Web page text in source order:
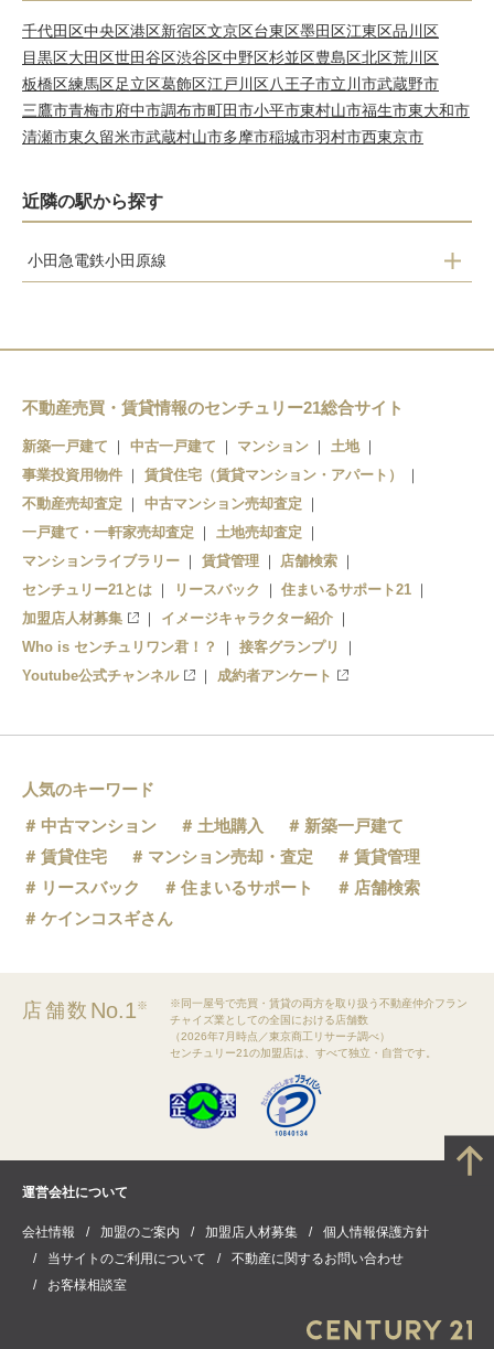
千代田区中央区港区新宿区文京区台東区墨田区江東区品川区
目黒区大田区世田谷区渋谷区中野区杉並区豊島区北区荒川区
板橋区練馬区足立区葛飾区江戸川区八王子市立川市武蔵野市
三鷹市青梅市府中市調布市町田市小平市東村山市福生市東大和市
清瀬市東久留米市武蔵村山市多摩市稲城市羽村市西東京市
近隣の駅から探す
小田急電鉄小田原線
和泉多摩川駅
不動産売買・賃貸情報のセンチュリー21総合サイト
新築一戸建て 中古一戸建て マンション
土地
事業投資用物件
賃貸住宅（賃貸マンション・アパート）
不動産売却査定
中古マンション売却査定
一戸建て・一軒家売却査定
土地売却査定
マンションライブラリー
賃貸管理
店舗検索
センチュリー21とは
リースバック
住まいるサポート21
加盟店人材募集
イメージキャラクター紹介
Who is センチュリワン君！？
接客グランプリ
Youtube公式チャンネル
成約者アンケート
人気のキーワード
中古マンション
土地購入
新築一戸建て
賃貸住宅
マンション売却・査定
賃貸管理
リースバック
住まいるサポート
店舗検索
ケインコスギさん
店舗数 No.1※
※同一屋号で売買・賃貸の両方を取り扱う不動産仲介フラン
チャイズ業としての全国における店舗数
（2026年7月時点／東京商工リサーチ調べ）
センチュリー21の加盟店は、すべて独立・自営です。
運営会社について
会社情報 加盟のご案内 加盟店人材募集
個人情報保護方針
当サイトのご利用について
不動産に関するお問い合わせ
お客様相談室